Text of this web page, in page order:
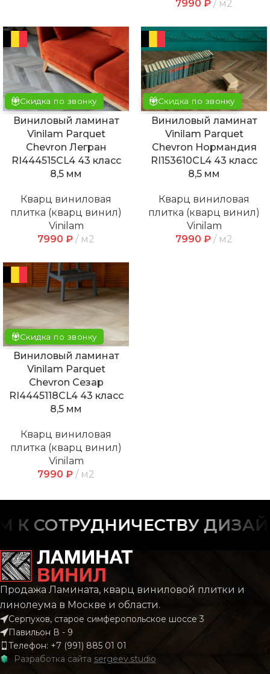
7990 ₽ м2
Скидка по звонку
Виниловый ламинат
Vinilam Parquet
Chevron Легран
RI444515CL4 43 класс
8,5 мм
Кварц виниловая
плитка (кварц винил)
Vinilam
7990 ₽ м2
Скидка по звонку
Виниловый ламинат
Vinilam Parquet
Chevron Нормандия
RI153610CL4 43 класс
8,5 мм
Кварц виниловая
плитка (кварц винил)
Vinilam
7990 ₽ м2
Скидка по звонку
Виниловый ламинат
Vinilam Parquet
Chevron Сезар
RI4445118CL4 43 класс
8,5 мм
Кварц виниловая
плитка (кварц винил)
Vinilam
7990 ₽ м2
СОТРУДНИЧЕСТВУ
Продажа Ламината, кварц виниловой плитки и
линолеума в Москве и области.
Серпухов, старое симферопольское шоссе 3
Павильон В - 9
Телефон: +7 (991) 885 01 01
Разработка сайта sergeev.studio